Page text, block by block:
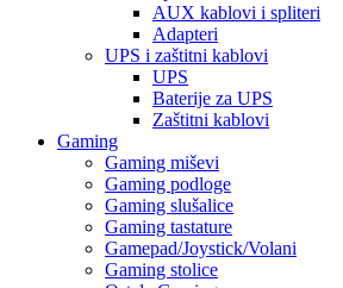
AUX kablovi i spliteri
Adapteri
UPS i zaštitni kablovi
UPS
Baterije za UPS
Zaštitni kablovi
Gaming
Gaming miševi
Gaming podloge
Gaming slušalice
Gaming tastature
Gamepad/Joystick/Volani
Gaming stolice